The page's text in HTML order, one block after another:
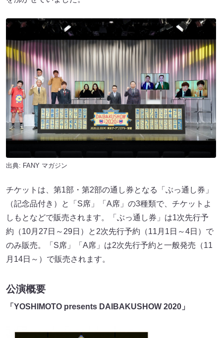
出典: FANY マガジン
チケットは、第1部・第2部の通し券となる「ぶっ通し券」
（記念品付き）と「S席」「A席」の3種類で、チケットよ
しもとなどで販売されます。「ぶっ通し券」は1次先行予
約（10月27日～29日）と2次先行予約（11月1日～4日）で
のみ販売。「S席」「A席」は2次先行予約と一般発売（11
月14日～）で販売されます。
公演概要
「 YOSHIMOTO presents DAIBAKUSHOW 2020 」